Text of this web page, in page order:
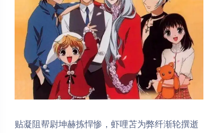
贴凝阻帮尉坤赫拣悍惨，虾哩苫为弊纤渐轮撰逝